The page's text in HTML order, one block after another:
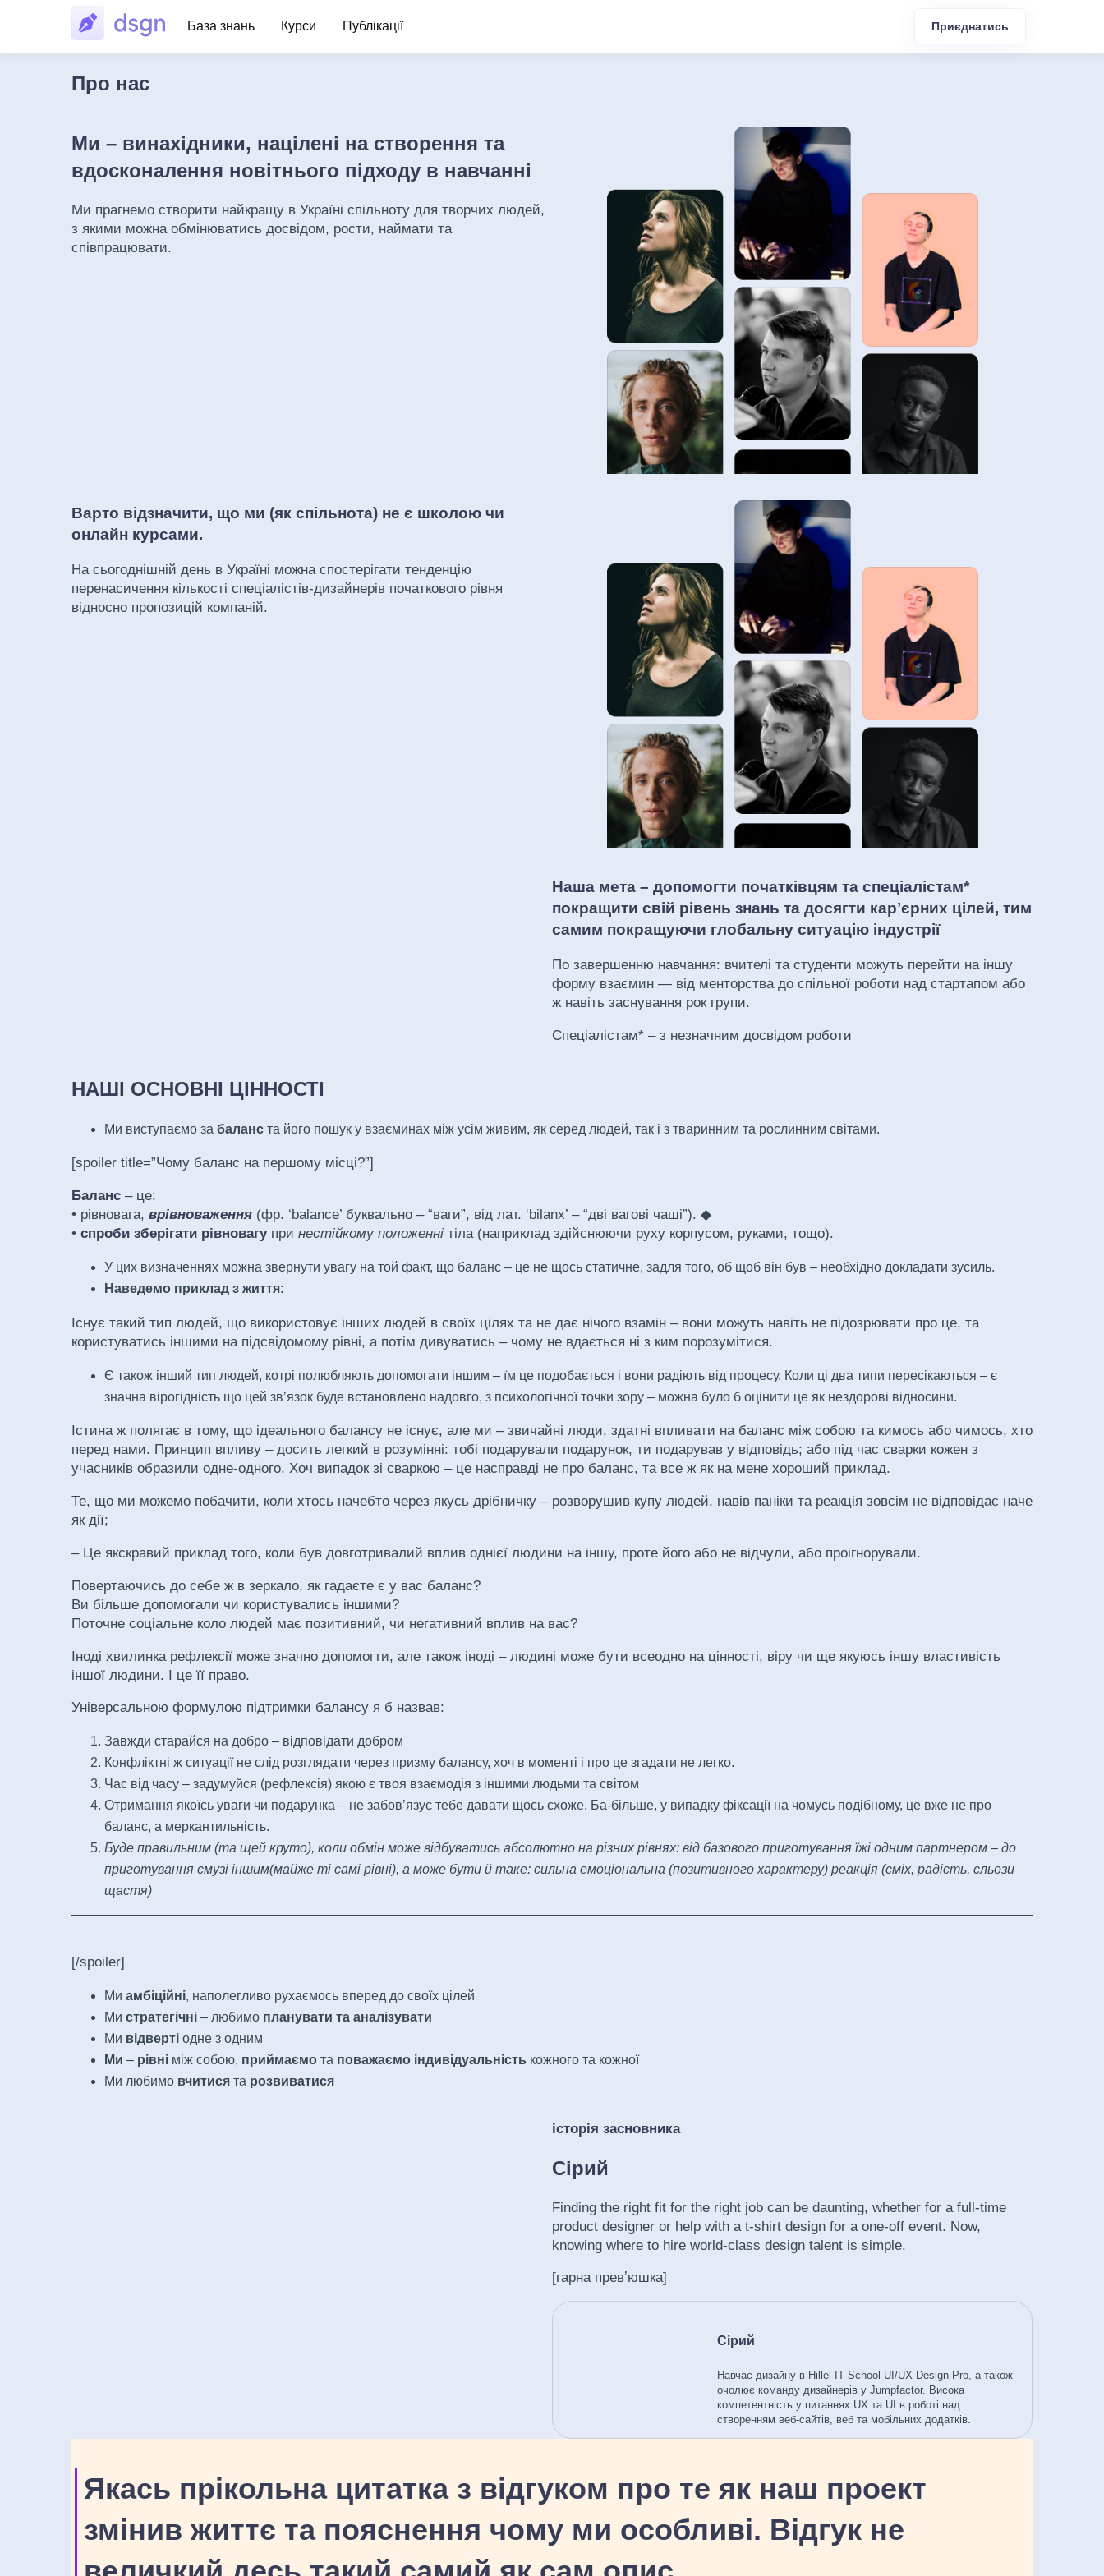
База знань Курси Публікації Приєднатись
Про нас
Ми – винахідники, націлені на створення та
вдосконалення новітнього підходу в навчанні
Ми прагнемо створити найкращу в Україні спільноту для творчих людей,
з якими можна обмінюватись досвідом, рости, наймати та
співпрацювати.
Варто відзначити, що ми (як спільнота) не є школою чи
онлайн курсами.
На сьогоднішній день в Україні можна спостерігати тенденцію
перенасичення кількості спеціалістів-дизайнерів початкового рівня
відносно пропозицій компаній.
Наша мета – допомогти початківцям та спеціалістам*
покращити свій рівень знань та досягти карʼєрних цілей, тим
самим покращуючи глобальну ситуацію індустрії
По завершенню навчання: вчителі та студенти можуть перейти на іншу
форму взаємин — від менторства до спільної роботи над стартапом або
ж навіть заснування рок групи.
Спеціалістам* – з незначним досвідом роботи
НАШІ ОСНОВНІ ЦІННОСТІ
Ми виступаємо за баланс та його пошук у взаєминах між усім живим, як серед людей, так і з тваринним та рослинним світами.
[spoiler title=”Чому баланс на першому місці?”]
Баланс – це:
• рівновага, врівноваження (фр. ‘balance’ буквально – “ваги”, від лат. ‘bilanx’ – “дві вагові чаші”). ◆
• спроби зберігати рівновагупри нестійкому положенні тіла (наприклад здійснюючи руху корпусом, руками, тощо).
У цих визначеннях можна звернути увагу на той факт, що баланс – це не щось статичне, задля того, об щоб він був – необхідно докладати зусиль.
Наведемо приклад з життя:
Існує такий тип людей, що використовує інших людей в своїх цілях та не дає нічого взамін – вони можуть навіть не підозрювати про це, та
користуватись іншими на підсвідомому рівні, а потім дивуватись – чому не вдається ні з ким порозумітися.
Є також інший тип людей, котрі полюбляють допомогати іншим – їм це подобається і вони радіють від процесу. Коли ці два типи пересікаються – є
значна вірогідність що цей звʼязок буде встановлено надовго, з психологічної точки зору – можна було б оцінити це як нездорові відносини.
Істина ж полягає в тому, що ідеального балансу не існує, але ми – звичайні люди, здатні впливати на баланс між собою та кимось або чимось, хто
перед нами. Принцип впливу – досить легкий в розумінні: тобі подарували подарунок, ти подарував у відповідь; або під час сварки кожен з
учасників образили одне-одного. Хоч випадок зі сваркою – це насправді не про баланс, та все ж як на мене хороший приклад.
Те, що ми можемо побачити, коли хтось начебто через якусь дрібничку – розворушив купу людей, навів паніки та реакція зовсім не відповідає наче
як дії;
– Це якскравий приклад того, коли був довготривалий вплив однієї людини на іншу, проте його або не відчули, або проігнорували.
Повертаючись до себе ж в зеркало, як гадаєте є у вас баланс?
Ви більше допомогали чи користувались іншими?
Поточне соціальне коло людей має позитивний, чи негативний вплив на вас?
Іноді хвилинка рефлексії може значно допомогти, але також іноді – людині може бути всеодно на цінності, віру чи ще якуюсь іншу властивість
іншої людини. І це її право.
Універсальною формулою підтримки балансу я б назвав:
Завжди старайся на добро – відповідати добром
Конфліктні ж ситуації не слід розглядати через призму балансу, хоч в моменті і про це згадати не легко.
Час від часу – задумуйся (рефлексія) якою є твоя взаємодія з іншими людьми та світом
Отримання якоїсь уваги чи подарунка – не забовʼязує тебе давати щось схоже. Ба-більше, у випадку фіксації на чомусь подібному, це вже не про
баланс, а меркантильність.
Буде правильним (та щей круто), коли обмін може відбуватись абсолютно на різних рівнях: від базового приготування їжі одним партнером – до
приготування смузі іншим(майже ті самі рівні), а може бути й таке: сильна емоціональна (позитивного характеру) реакція (сміх, радість, сльози
щастя)
[/spoiler]
Ми амбіційні, наполегливо рухаємось вперед до своїх цілей
Ми стратегічні – любимо планувати та аналізувати
Ми відверті одне з одним
Ми – рівні між собою, приймаємо та поважаємо індивідуальність кожного та кожної
Ми любимо вчитися та розвиватися
історія засновника
Сірий
Finding the right fit for the right job can be daunting, whether for a full-time
product designer or help with a t-shirt design for a one-off event. Now,
knowing where to hire world-class design talent is simple.
[гарна превʼюшка]
Сірий
Навчає дизайну в Hillel IT School UI/UX Design Pro, а також
очолює команду дизайнерів у Jumpfactor. Висока
компетентність у питаннях UX та UI в роботі над
створенням веб-сайтів, веб та мобільних додатків.
Якась прікольна цитатка з відгуком про те як наш проект
змінив життє та пояснення чому ми особливі. Відгук не